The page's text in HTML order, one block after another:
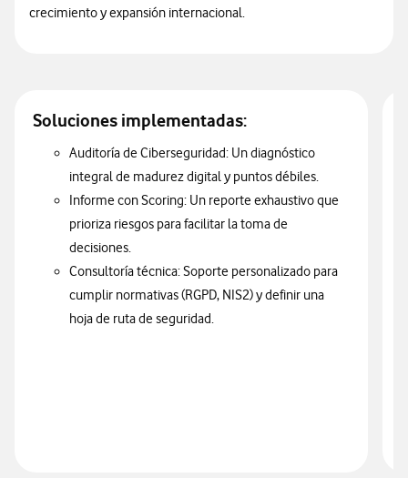
crecimiento y expansión internacional.
Soluciones implementadas:
Auditoría de Ciberseguridad: Un diagnóstico
integral de madurez digital y puntos débiles.
Informe con Scoring: Un reporte exhaustivo que
prioriza riesgos para facilitar la toma de
decisiones.
Consultoría técnica: Soporte personalizado para
cumplir normativas (RGPD, NIS2) y definir una
hoja de ruta de seguridad.